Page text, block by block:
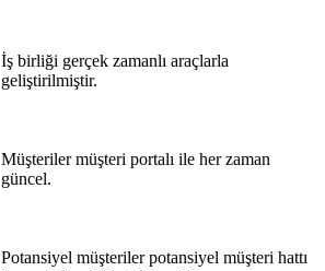
İş birliği gerçek zamanlı araçlarla
geliştirilmiştir.
Müşteriler müşteri portalı ile her zaman
güncel.
Potansiyel müşteriler potansiyel müşteri hattı